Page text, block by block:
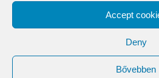
Accept
Deny
Bővebben